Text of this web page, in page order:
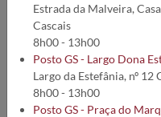
See our news list below.
2026 2025 2024
Estrada da Malveira,
Cascais
8h00 - 13h00
Posto GS - Largo Dona
Largo da Estefânia, nº
8h00 - 13h00
Posto GS - Praça do